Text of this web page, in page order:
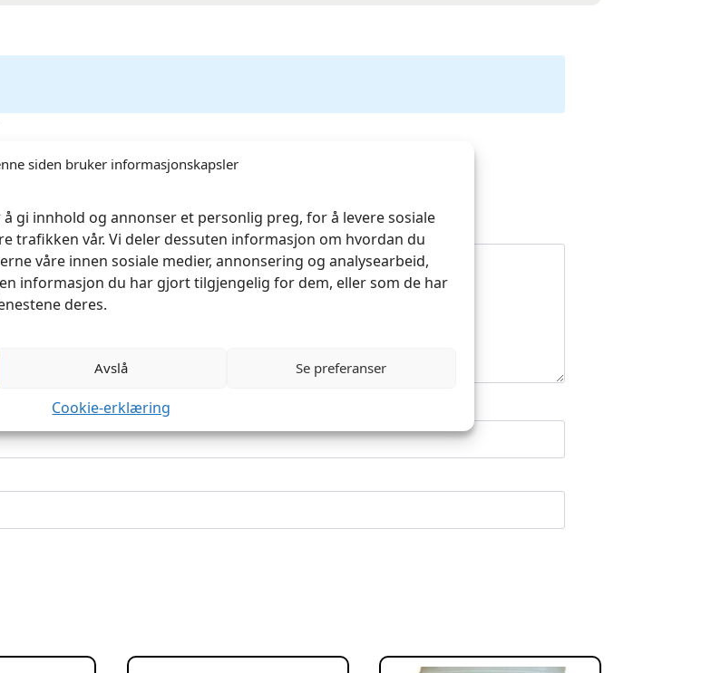
siden bruker informasjonskapsler
gi innhold og annonser et personlig preg, for å levere sosiale
trafikken vår. Vi deler dessuten informasjon om hvordan du
våre innen sosiale medier, annonsering og analysearbeid,
informasjon du har gjort tilgjengelig for dem, eller som de har
deres.
Avslå Se preferanser
Cookie-erklæring